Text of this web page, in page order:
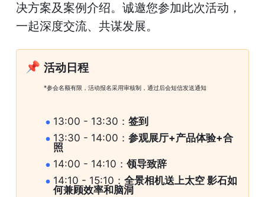
决方案及案例介绍。诚邀您参加此次活动，
一起深度交流、共谋发展。
📌 活动日程
*参会名额有限，活动报名采用审核制，通过后会短信发送通知
13:00 - 13:30：签到
13:30 - 14:00：参观展厅+产品体验+合
照
14:00 - 14:10：领导致辞
14:10 - 15:10：全景相机送上太空 影石如
何兼顾效率和脑洞